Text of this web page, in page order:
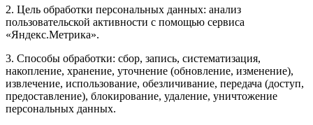
2. Цель обработки персональных данных: анализ
пользовательской активности с помощью сервиса
«Яндекс.Метрика».
3. Способы обработки: сбор, запись, систематизация,
накопление, хранение, уточнение (обновление, изменение),
извлечение, использование, обезличивание, передача (доступ,
предоставление), блокирование, удаление, уничтожение
персональных данных.